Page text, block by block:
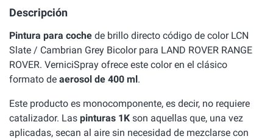
Descripción
Pintura para coche de brillo directo código de color LCN
Slate / Cambrian Grey Bicolor para LAND ROVER RANGE
ROVER. VerniciSpray ofrece este color en el clásico
formato de aerosol de 400 ml.
Este producto es monocomponente, es decir, no requiere
catalizador. Las pinturas 1K son aquellas que, una vez
aplicadas, secan al aire sin necesidad de mezclarse con